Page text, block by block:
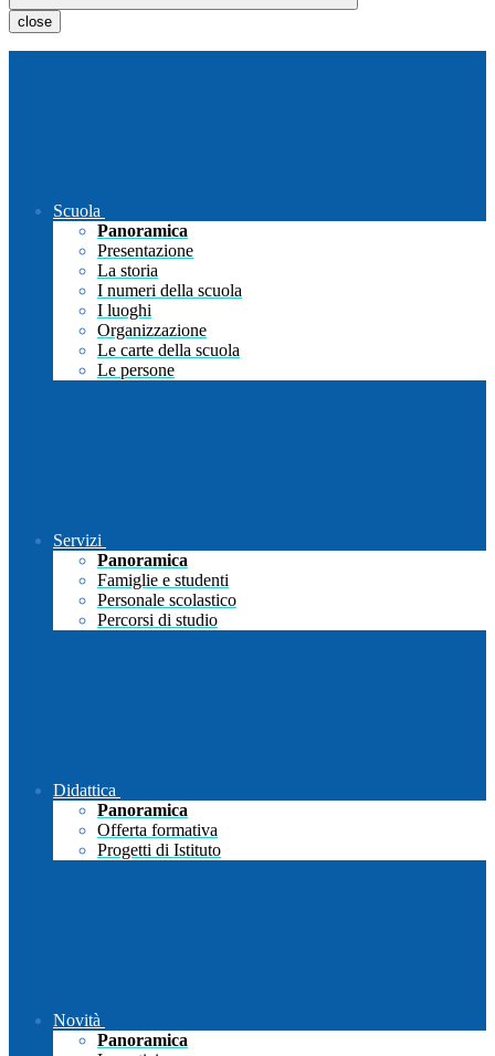
close
Scuola
Panoramica
Presentazione
La storia
I numeri della scuola
I luoghi
Organizzazione
Le carte della scuola
Le persone
Servizi
Panoramica
Famiglie e studenti
Personale scolastico
Percorsi di studio
Didattica
Panoramica
Offerta formativa
Progetti di Istituto
Novità
Panoramica